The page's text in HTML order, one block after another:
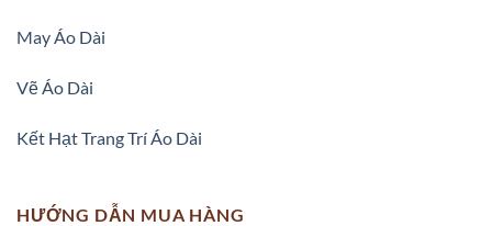
May Áo Dài
Vẽ Áo Dài
Kết Hạt Trang Trí Áo Dài
HƯỚNG DẪN MUA HÀNG